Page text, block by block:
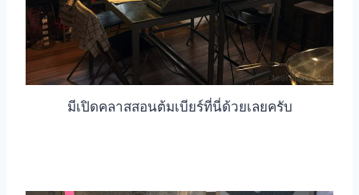
มีเปิดคลาสสอนต้มเบียร์ที่นี่ด้วยเลยครับ